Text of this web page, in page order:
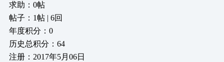
求助：0帖
帖子：1帖 | 6回
年度积分：0
历史总积分：64
注册：2017年5月06日